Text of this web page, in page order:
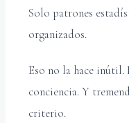
Solo patrones
organizados.
Eso no la hace inútil.
conciencia. Y
criterio.